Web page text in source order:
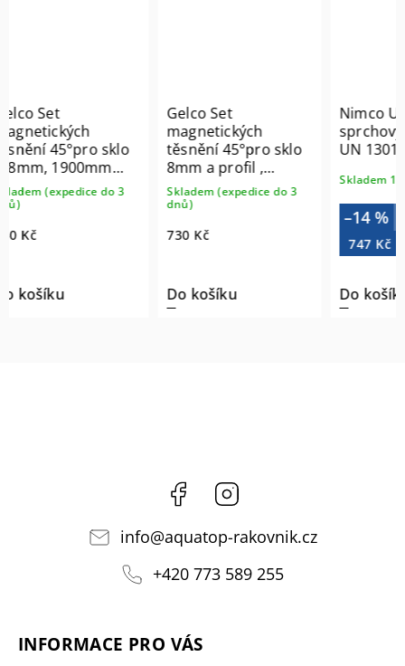
3
magnetických
těsnění 45°pro sklo
8mm a profil ,
2000mm (2ks)
Skladem (expedice do 3
Nimco UNIX Stěrka
sprchových koutů
UN 13012-26
Skladem 1-3 dny
869 Kč
Facebook
info@aquatop-rakovnik.cz
+420 773 589 255
INFORMACE PRO VÁS